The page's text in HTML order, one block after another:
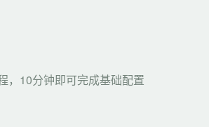
，10分钟即可完成基础配置